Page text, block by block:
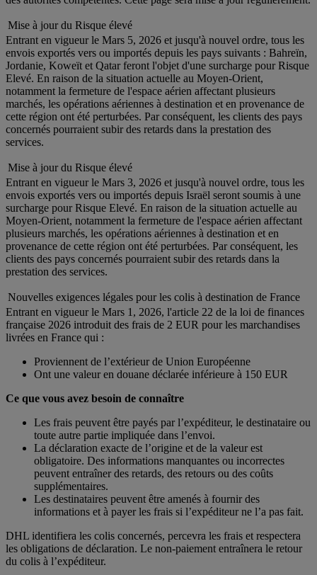
Mise à jour du Risque élevé
Entrant en vigueur le Mars 5, 2026 et jusqu'à nouvel ordre, tous les
envois exportés vers ou importés depuis les pays suivants : Bahreïn,
Jordanie, Koweït et Qatar feront l'objet d'une surcharge pour Risque
Elevé. En raison de la situation actuelle au Moyen-Orient,
notamment la fermeture de l'espace aérien affectant plusieurs
marchés, les opérations aériennes à destination et en provenance de
cette région ont été perturbées. Par conséquent, les clients des pays
concernés pourraient subir des retards dans la prestation des
services.
Mise à jour du Risque élevé
Entrant en vigueur le Mars 3, 2026 et jusqu'à nouvel ordre, tous les
envois exportés vers ou importés depuis Israël seront soumis à une
surcharge pour Risque Elevé. En raison de la situation actuelle au
Moyen-Orient, notamment la fermeture de l'espace aérien affectant
plusieurs marchés, les opérations aériennes à destination et en
provenance de cette région ont été perturbées. Par conséquent, les
clients des pays concernés pourraient subir des retards dans la
prestation des services.
Nouvelles exigences légales pour les colis à destination de France
Entrant en vigueur le Mars 1, 2026, l'article 22 de la loi de finances
française 2026 introduit des frais de 2 EUR pour les marchandises
livrées en France qui :
Proviennent de l’extérieur de Union Européenne
Ont une valeur en douane déclarée inférieure à 150 EUR
Ce que vous avez besoin de connaître
Les frais peuvent être payés par l’expéditeur, le destinataire ou
toute autre partie impliquée dans l’envoi.
La déclaration exacte de l’origine et de la valeur est
obligatoire. Des informations manquantes ou incorrectes
peuvent entraîner des retards, des retours ou des coûts
supplémentaires.
Les destinataires peuvent être amenés à fournir des
informations et à payer les frais si l’expéditeur ne l’a pas fait.
DHL identifiera les colis concernés, percevra les frais et respectera
les obligations de déclaration. Le non-paiement entraînera le retour
du colis à l’expéditeur.